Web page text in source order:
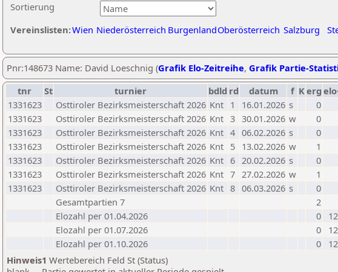
Sortierung
Vereinslisten:Wien Niederösterreich BurgenlandOberösterreich Salzburg
Pnr:148673 Name: David Loeschnig (Grafik Elo-Zeitreihe, Grafik Partie-
tnr
St turnier bdld rd datum f Kerg
1331623
Osttiroler Bezirksmeisterschaft 2026 Knt 1 16.01.2026 s 0
1331623
Osttiroler Bezirksmeisterschaft 2026 Knt 3 30.01.2026 w 0
1331623
Osttiroler Bezirksmeisterschaft 2026 Knt 4 06.02.2026 s 0
1331623
Osttiroler Bezirksmeisterschaft 2026 Knt 5 13.02.2026 w 1
1331623
Osttiroler Bezirksmeisterschaft 2026 Knt 6 20.02.2026 s 0
1331623
Osttiroler Bezirksmeisterschaft 2026 Knt 7 27.02.2026 w 1
1331623
Osttiroler Bezirksmeisterschaft 2026 Knt 8 06.03.2026 s 0
Gesamtpartien 7
2
Elozahl per 01.04.2026
0
Elozahl per 01.07.2026
0
Elozahl per 01.10.2026
0
Hinweis1 Wertebereich Feld St (Status)